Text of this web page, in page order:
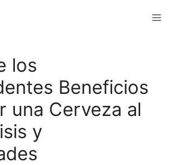
los
Beneficios
una Cerveza al
y